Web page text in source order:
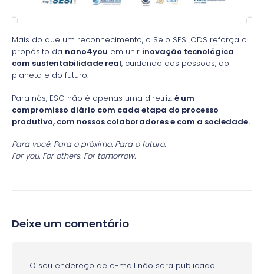
Mais do que um reconhecimento, o Selo SESI ODS reforça o
propósito da nano4you em unir inovação tecnológica
com sustentabilidade real, cuidando das pessoas, do
planeta e do futuro.
Para nós, ESG não é apenas uma diretriz, é um
compromisso diário com cada etapa do processo
produtivo, com nossos colaboradores e com a sociedade.
Para você. Para o próximo. Para o futuro.
For you. For others. For tomorrow.
Deixe um comentário
O seu endereço de e-mail não será publicado.